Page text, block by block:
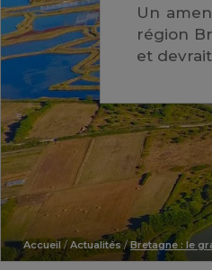
Un
région
et
Accueil / Actualités/Bretagne : le